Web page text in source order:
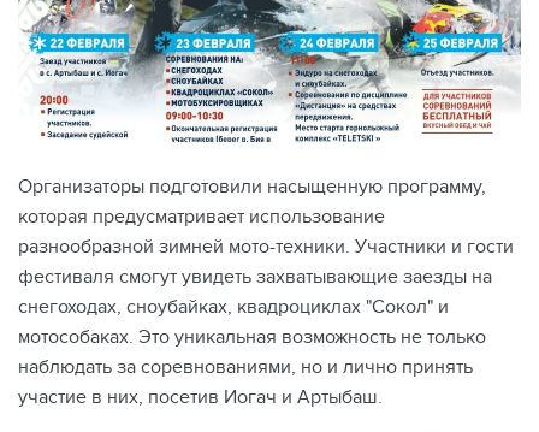
Организаторы подготовили насыщенную программу,
которая предусматривает использование
разнообразной зимней мото-техники. Участники и гости
фестиваля смогут увидеть захватывающие заезды на
снегоходах, сноубайках, квадроциклах "Сокол" и
мотособаках. Это уникальная возможность не только
наблюдать за соревнованиями, но и лично принять
участие в них, посетив Иогач и Артыбаш.